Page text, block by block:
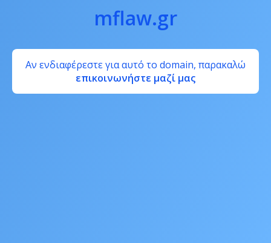
mflaw.gr
Αν ενδιαφέρεστε για αυτό το domain, παρακαλώ
επικοινωνήστε μαζί μας